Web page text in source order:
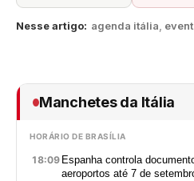
Nesse artigo: agenda itália
Manchetes da Itália
HORÁRIO DE BRASÍLIA
18:09 Espanha controla
aeroportos até 7 de